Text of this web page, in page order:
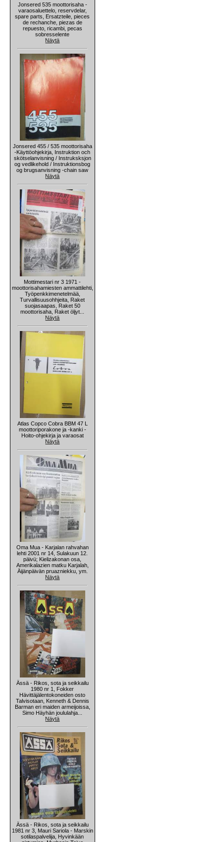
Jonsered 535 moottorisaha -
varaosaluettelo, reservdelar,
spare parts, Ersatzteile, pieces
de rechanche, piezas de
repuesto, ricambi, pecas
sobresselente
Näytä
Jonsered 455 / 535 moottorisaha
-Käyttöohjekirja, Instruktion och
skötselanvisning / Instruksksjon
og vedlikehold / Instruktionsbog
og brugsanvisning -chain saw
Näytä
Mottimestari nr 3 1971 -
moottorisahamiesten ammattilehti,
Työpenkkimenetelmää,
Turvallisuusohhjeita, Raket
suojasaapas, Raket 50
moottorisaha, Raket öljyt...
Näytä
Atlas Copco Cobra BBM 47 L
moottoriporakone ja -kanki -
Hoito-ohjekirja ja varaosat
Näytä
Oma Mua - Karjalan rahvahan
lehti 2001 nr 14, Sulakuun 12.
päivü; Kielizakonan osa,
Amerikalazien matku Karjalah,
Äijänpäivän pruazniekku, ym.
Näytä
Ässä - Rikos, sota ja seikkailu
1980 nr 1, Fokker
Hävittäjälentokoneiden osto
Talvisotaan, Kenneth & Dennis
Barman eri maiden armeijoissa,
Simo Häyhän joululahja...
Näytä
Ässä - Rikos, sota ja seikkailu
1981 nr 3, Mauri Sariola - Marskin
sotilaspalvelija, Hyvinkään